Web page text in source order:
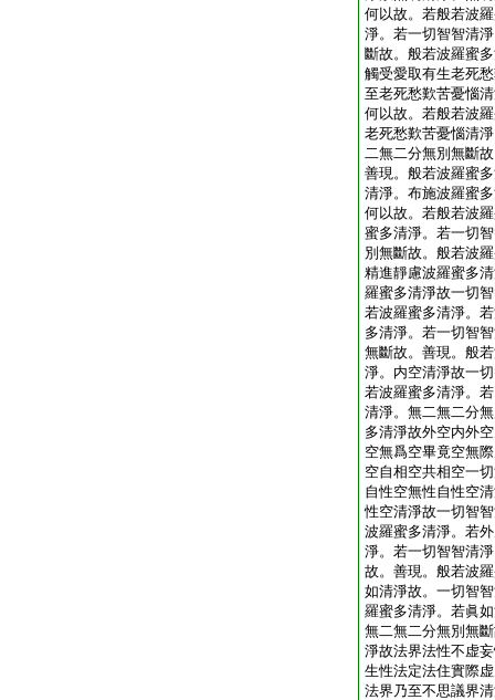
何以故。若般若波
淨。若一切智智清
斷故。般若波羅蜜
觸受愛取有生老死
至老死愁歎苦憂惱
何以故。若般若波
老死愁歎苦憂惱清
二無二分無別無斷故
善現。般若波羅蜜
清淨。布施波羅蜜
何以故。若般若波
蜜多清淨。若一切
別無斷故。般若波
精進靜慮波羅蜜多
羅蜜多清淨故一切
若波羅蜜多清淨。
多清淨。若一切智
無斷故。善現。般
淨。内空清淨故一
若波羅蜜多清淨。
清淨。無二無二分
多清淨故外空内外
空無爲空畢竟空無
空自相空共相空一
自性空無性自性空
性空清淨故一切智
波羅蜜多清淨。若
淨。若一切智智清
故。善現。般若波
如清淨故。一切智
羅蜜多清淨。若眞
無二無二分無別無
淨故法界法性不虚
生性法定法住實際
法界乃至不思議界